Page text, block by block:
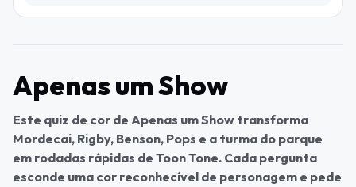
Apenas um Show
Este quiz de cor de Apenas um Show transforma
Mordecai, Rigby, Benson, Pops e a turma do parque
em rodadas rápidas de Toon Tone. Cada pergunta
esconde uma cor reconhecível de personagem e pede